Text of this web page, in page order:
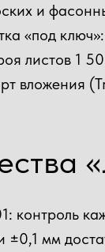
и
«под
листов 1
вложения
контроль
±0,1 мм